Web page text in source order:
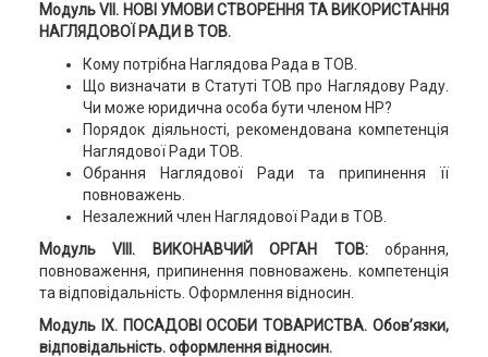
Модуль VII. НОВІ УМОВИ СТВОРЕННЯ ТА ВИКОРИСТАННЯ
НАГЛЯДОВОЇ РАДИ В ТОВ.
Кому потрібна Наглядова Рада в ТОВ.
Що визначати в Статуті ТОВ про Наглядову Раду.
Чи може юридична особа бути членом НР?
Порядок діяльності, рекомендована компетенція
Наглядової Ради ТОВ.
Обрання Наглядової Ради та припинення її
повноважень.
Незалежний член Наглядової Ради в ТОВ.
Модуль VIII. ВИКОНАВЧИЙ ОРГАН ТОВ:обрання,
повноваження, припинення повноважень. компетенція
та відповідальність. Оформлення відносин.
Модуль IX. ПОСАДОВІ ОСОБИ ТОВАРИСТВА. Обов’язки,
відповідальність. оформлення відносин.